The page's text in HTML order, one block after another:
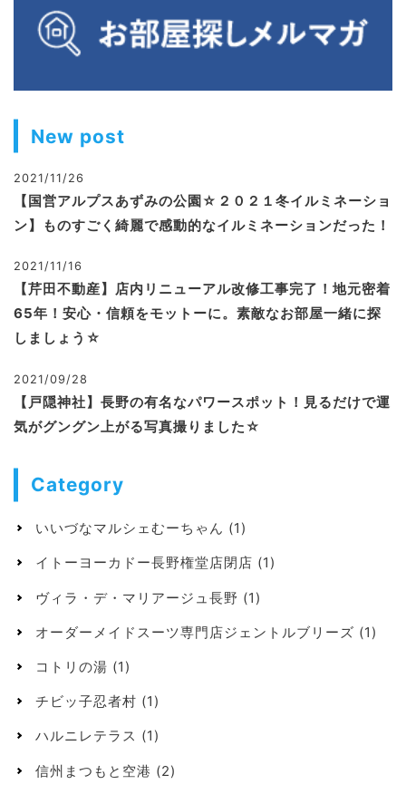
New post
2021/11/26
【国営アルプスあずみの公園☆２０２１冬イルミネーショ
ン】ものすごく綺麗で感動的なイルミネーションだった！
2021/11/16
【芹田不動産】店内リニューアル改修工事完了！地元密着
65年！安心・信頼をモットーに。素敵なお部屋一緒に探
しましょう☆
2021/09/28
【戸隠神社】長野の有名なパワースポット！見るだけで運
気がグングン上がる写真撮りました☆
Category
いいづなマルシェむーちゃん (1)
イトーヨーカドー長野権堂店閉店 (1)
ヴィラ・デ・マリアージュ長野 (1)
オーダーメイドスーツ専門店ジェントルブリーズ (1)
コトリの湯 (1)
チビッ子忍者村 (1)
ハルニレテラス (1)
信州まつもと空港 (2)